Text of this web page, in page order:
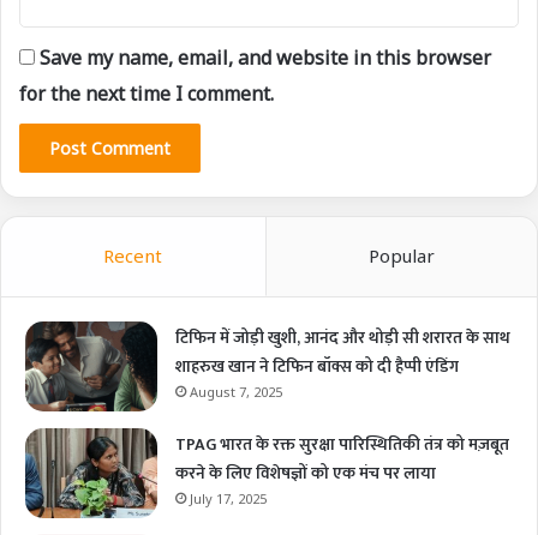
Save my name, email, and website in this browser
for the next time I comment.
Recent Popular
टिफिन में जोड़ी खुशी, आनंद और थोड़ी सी शरारत के साथ
शाहरुख खान ने टिफिन बॉक्स को दी हैप्पी एंडिंग
August 7, 2025
TPAG भारत के रक्त सुरक्षा पारिस्थितिकी तंत्र को मज़बूत
करने के लिए विशेषज्ञों को एक मंच पर लाया
July 17, 2025